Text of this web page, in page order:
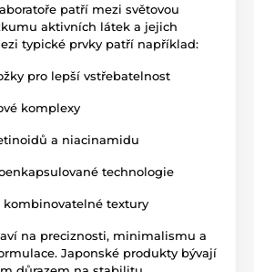
patří mezi světovou
aktivních látek a jejich
typické prvky patří například:
pro lepší vstřebatelnost
komplexy
a niacinamidu
technologie
kombinovatelné textury
na preciznosti, minimalismu a
Japonské produkty bývají